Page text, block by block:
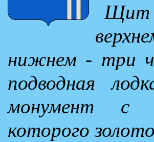
Щит
нижнем - три
подводная
монумент с
которого